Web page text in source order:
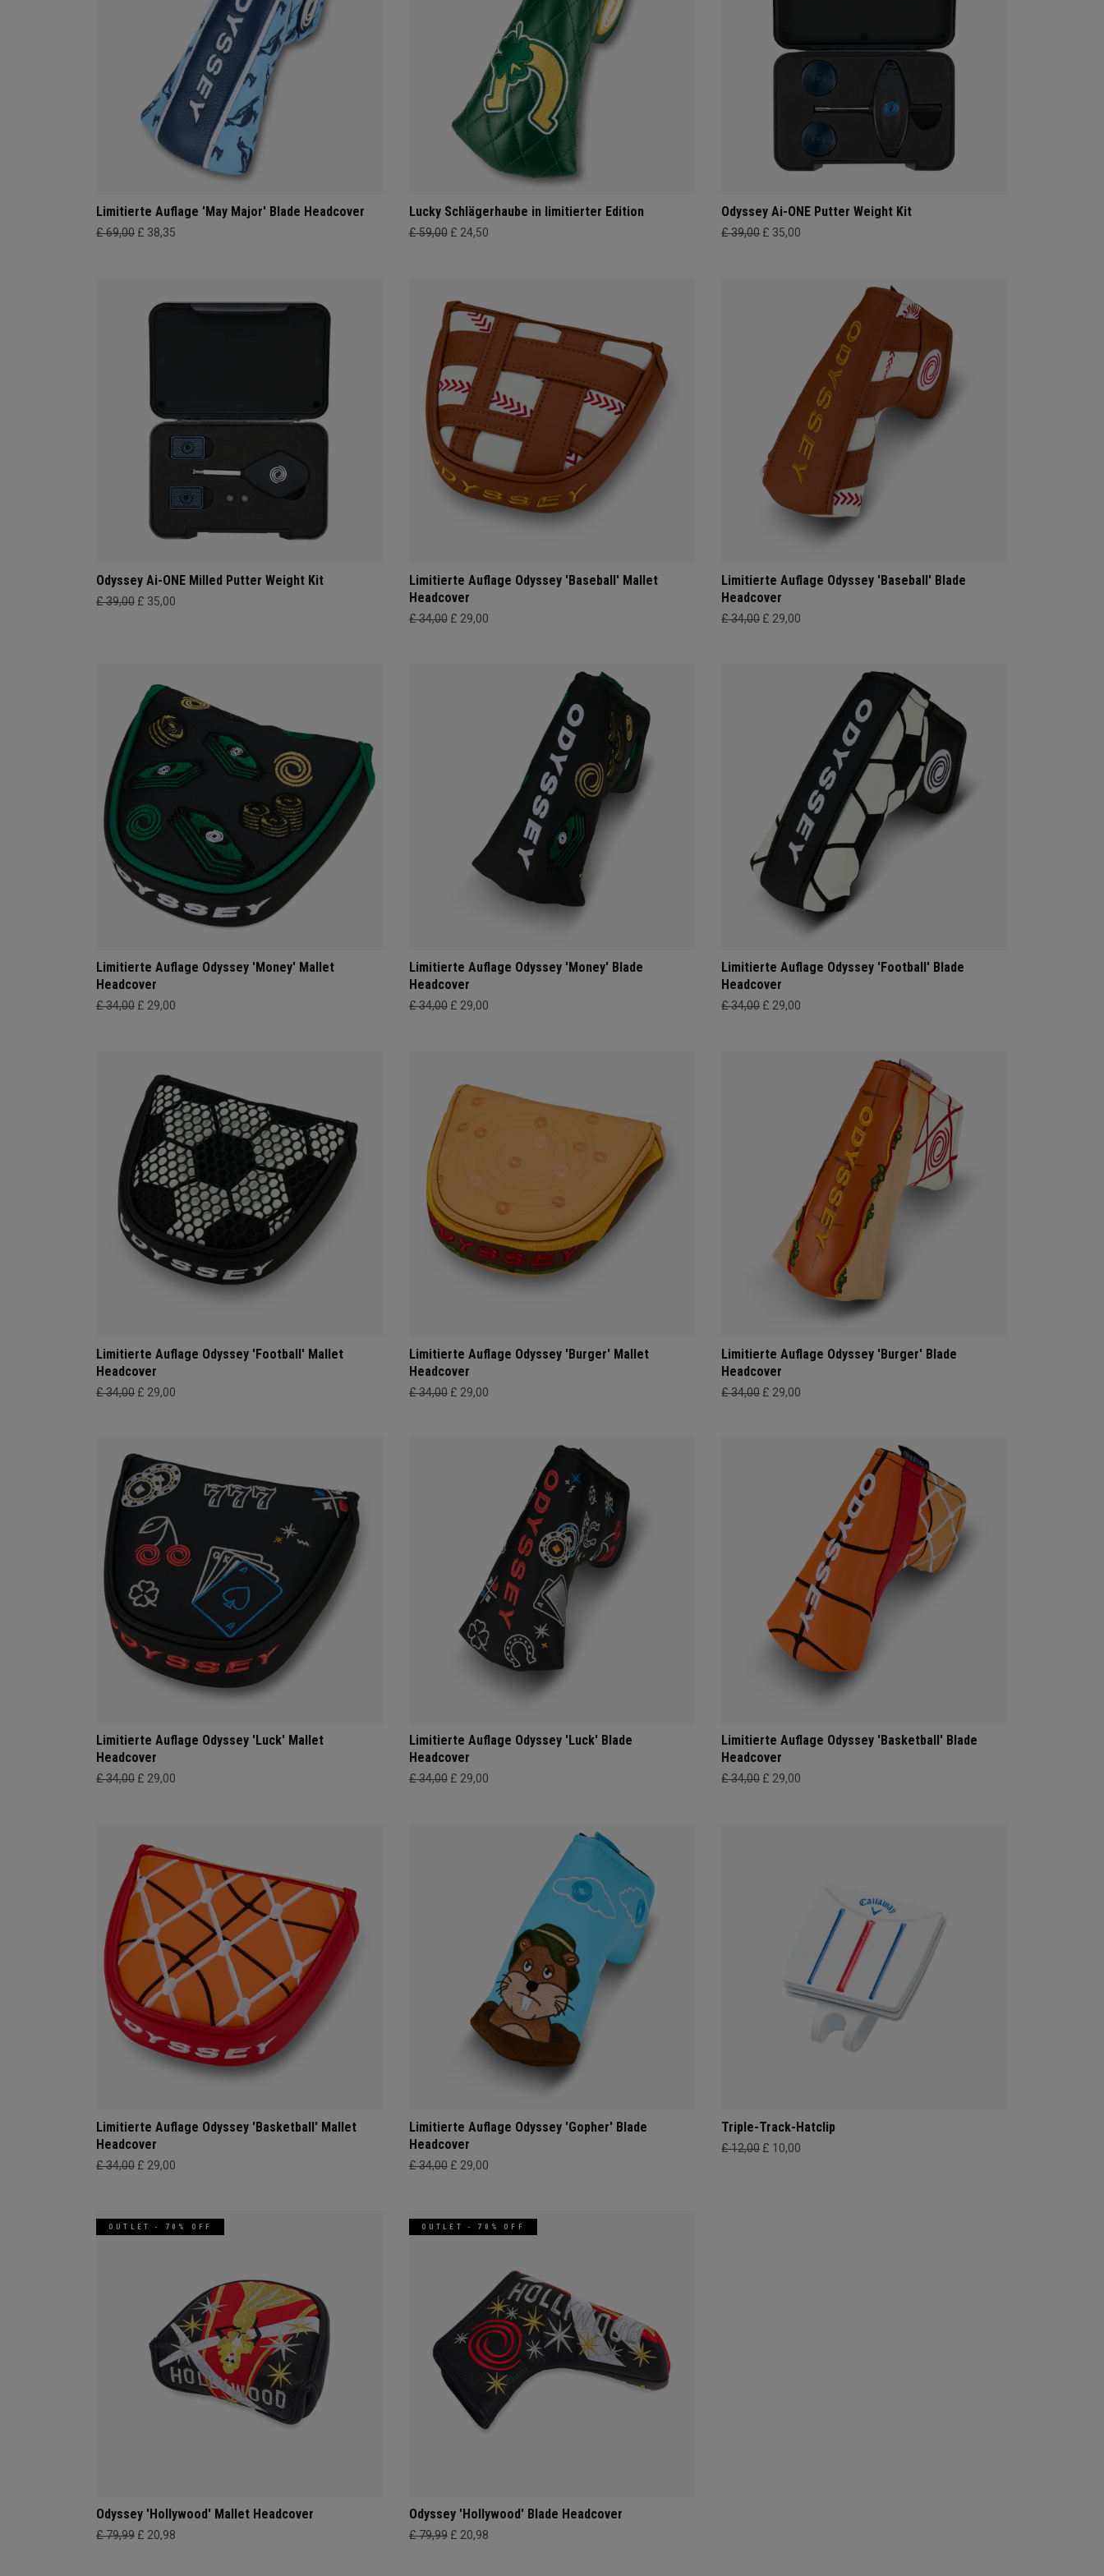
Limitierte Auflage 'May Major' Blade Headcover
£ 69,00 £ 38,35
Lucky Schlägerhaube in limitierter Edition
£ 59,00 £ 24,50
Odyssey Ai-ONE Putter Weight Kit
£ 39,00 £ 35,00
Odyssey Ai-ONE Milled Putter Weight Kit
£ 39,00 £ 35,00
Limitierte Auflage Odyssey 'Baseball' Mallet
Headcover
£ 34,00 £ 29,00
Limitierte Auflage Odyssey 'Baseball' Blade
Headcover
£ 34,00 £ 29,00
Limitierte Auflage Odyssey 'Money' Mallet
Headcover
£ 34,00 £ 29,00
Limitierte Auflage Odyssey 'Money' Blade
Headcover
£ 34,00 £ 29,00
Limitierte Auflage Odyssey 'Football' Blade
Headcover
£ 34,00 £ 29,00
Limitierte Auflage Odyssey 'Football' Mallet
Headcover
£ 34,00 £ 29,00
Limitierte Auflage Odyssey 'Burger' Mallet
Headcover
£ 34,00 £ 29,00
Limitierte Auflage Odyssey 'Burger' Blade
Headcover
£ 34,00 £ 29,00
Limitierte Auflage Odyssey 'Luck' Mallet
Headcover
£ 34,00 £ 29,00
Limitierte Auflage Odyssey 'Luck' Blade
Headcover
£ 34,00 £ 29,00
Limitierte Auflage Odyssey 'Basketball' Blade
Headcover
£ 34,00 £ 29,00
Limitierte Auflage Odyssey 'Basketball' Mallet
Headcover
£ 34,00 £ 29,00
Limitierte Auflage Odyssey 'Gopher' Blade
Headcover
£ 34,00 £ 29,00
Triple-Track-Hatclip
£ 12,00 £ 10,00
OUTLET - 70% OFF
Odyssey 'Hollywood' Mallet Headcover
£ 79,99 £ 20,98
OUTLET - 70% OFF
Odyssey 'Hollywood' Blade Headcover
£ 79,99 £ 20,98